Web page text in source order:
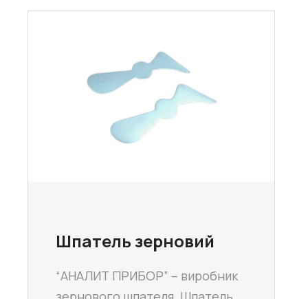
Шпатель зерновий
“АНАЛИТ ПРИБОР” – виробник